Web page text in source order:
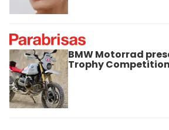
BMW Motorrad
Trophy